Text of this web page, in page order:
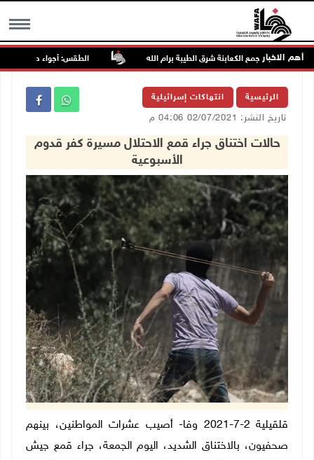
MENU أهم الاخبار
مجددا تجمع الكعابنة شرق الطيبة برام الله الطقس: أجواء صافية صيفية
الرئيسية انتهاكات إسرائيلية
تاريخ النشر: 02/07/2021 04:06 م
حالات اختناق جراء قمع الاحتلال مسيرة كفر قدوم
الأسبوعية
قلقيلية 2-7-2021 وفا- أصيب عشرات المواطنين، بينهم
صحفيون، بالاختناق الشديد، اليوم الجمعة، جراء قمع جيش